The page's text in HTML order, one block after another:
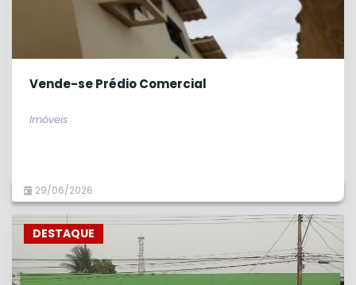
Vende-se Prédio Comercial
Imóveis
29/06/2026
DESTAQUE